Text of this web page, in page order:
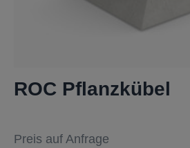
ROC Pflanzkübel
Preis auf Anfrage